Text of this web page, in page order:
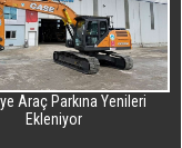
CHP Bartın İl Genel Meclisi
Adayı Olarak Hakan Ceylan